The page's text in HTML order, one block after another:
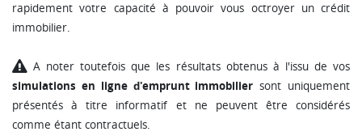
rapidement votre capacité à pouvoir vous octroyer un crédit
immobilier.
A noter toutefois que les résultats obtenus à l'issu de vos
simulations en ligne d'emprunt immobilier sont uniquement
présentés à titre informatif et ne peuvent être considérés
comme étant contractuels.